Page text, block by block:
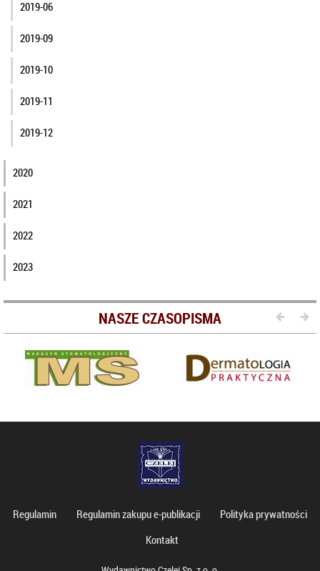
2019-06
2019-09
2019-10
2019-11
2019-12
2020
2021
2022
2023
NASZE CZASOPISMA
Regulamin Regulamin zakupu e-publikacji
Polityka prywatności
Kontakt